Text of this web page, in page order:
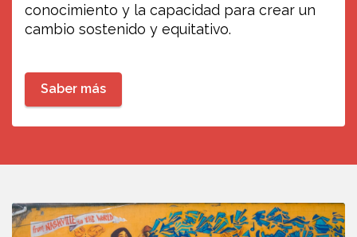
conocimiento y la capacidad para crear un
cambio sostenido y equitativo.
Saber más